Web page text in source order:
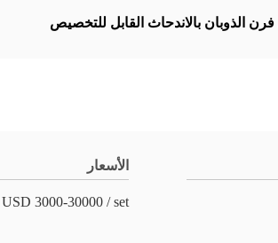
فرن الذوبان بالاندحاث القابل للتخصيص
الأسعار
USD 3000-30000 / set